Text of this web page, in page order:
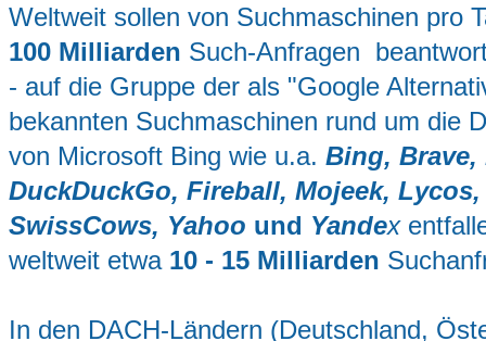
Weltweit sollen von Suchmaschinen pro
100 Milliarden Such-Anfragen
- auf die Gruppe der als "Google
bekannten Suchmaschinen rund um die
von Microsoft Bing wie u.a. Bing, Brave,
DuckDuckGo, Fireball, Mojeek,
SwissCows, Yahoo und Yandex
weltweit etwa 10 - 15 Milliarden
In den DACH-Ländern (Deutschland,